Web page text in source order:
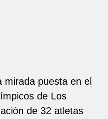
mirada puesta en el
de Los
de 32 atletas